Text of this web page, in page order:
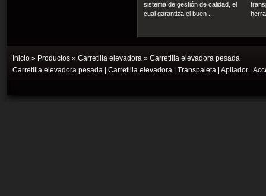
sistema de gestión de calidad, el
cual garantiza el buen ...
Inicio » Productos » Carretilla elevadora » Carretilla elevadora pesada
Carretilla elevadora pesada
Carretilla elevadora Transpaleta Apilador